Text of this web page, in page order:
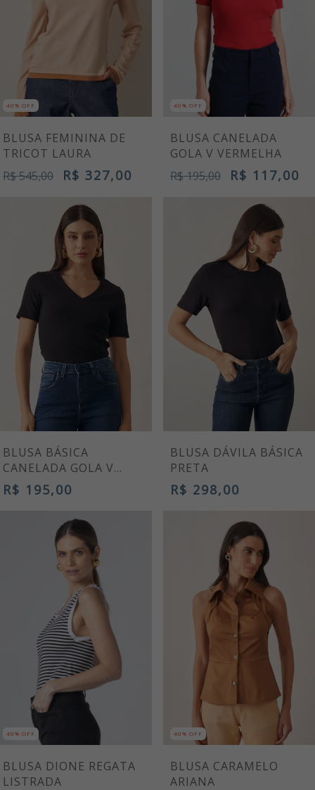
40% OFF
BLUSA FEMININA DE
TRICOT LAURA
R$ 545,00
R$ 327,00
40% OFF
BLUSA CANELADA
GOLA V VERMELHA
R$ 195,00
R$ 117,00
BLUSA BÁSICA
CANELADA GOLA V
PRETA
R$ 195,00
BLUSA DÁVILA BÁSICA
PRETA
R$ 298,00
40% OFF
BLUSA DIONE REGATA
LISTRADA
40% OFF
BLUSA CARAMELO
ARIANA